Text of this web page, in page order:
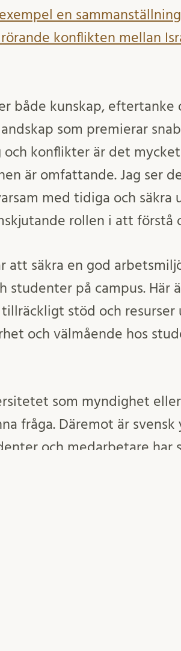
en
konflikten mellan
både kunskap, eftertanke
som premierar
konflikter är det
är omfattande. Jag ser
med tidiga och säkra
rollen i att förstå
att säkra en god
studenter på campus. Här
stöd och resurser
och välmående hos
som myndighet
fråga. Däremot är
och medarbetare har